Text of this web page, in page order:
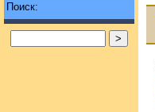
Поиск: